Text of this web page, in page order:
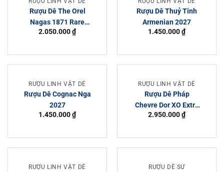
Rượu Dê The Orel
Nagas 1871 Rare
Barrel 2027
2.050.000₫
Rượu Dê Thuỷ Tinh
Armenian 2027
1.450.000₫
RƯỢU LINH VẬT DÊ
Rượu Dê Cognac Nga
2027
1.450.000₫
RƯỢU LINH VẬT DÊ
Rượu Dê Pháp
Chevre Dor XO Extra
Elegance 2027
2.950.000₫
RƯỢU LINH VẬT DÊ RƯỢU DÊ SỨ